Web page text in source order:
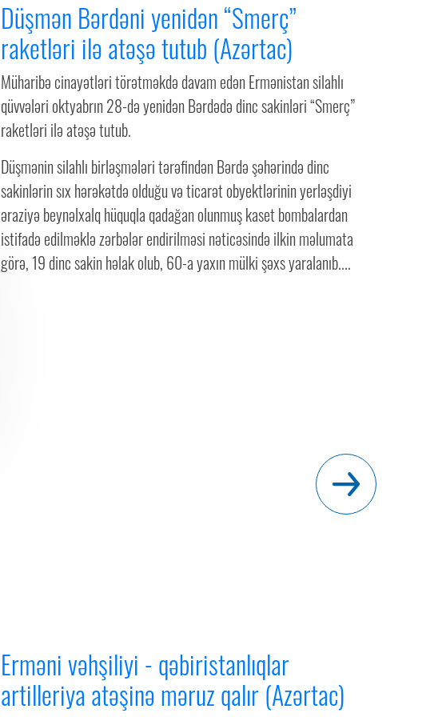
Düşmən Bərdəni yenidən “Smerç”
raketləri ilə atəşə tutub (Azərtac)
Müharibə cinayətləri törətməkdə davam edən Ermənistan silahlı
qüvvələri oktyabrın 28-də yenidən Bərdədə dinc sakinləri “Smerç”
raketləri ilə atəşə tutub.
Düşmənin silahlı birləşmələri tərəfindən Bərdə şəhərində dinc
sakinlərin sıx hərəkətdə olduğu və ticarət obyektlərinin yerləşdiyi
əraziyə beynəlxalq hüquqla qadağan olunmuş kaset bombalardan
istifadə edilməklə zərbələr endirilməsi nəticəsində ilkin məlumata
görə, 19 dinc sakin həlak olub, 60-a yaxın mülki şəxs yaralanıb....
Erməni vəhşiliyi - qəbiristanlıqlar
artilleriya atəşinə məruz qalır (Azərtac)